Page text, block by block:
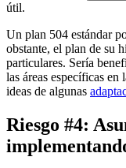
útil.
Un plan 504 estándar
obstante, el plan de su
particulares. Sería
las áreas específicas
ideas de algunas
Riesgo #4: